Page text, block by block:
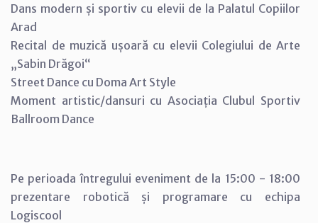
Dans modern și sportiv cu elevii de la Palatul Copiilor
Arad
Recital de muzică ușoară cu elevii Colegiului de Arte
„Sabin Drăgoi“
Street Dance cu Doma Art Style
Moment artistic/dansuri cu Asociația Clubul Sportiv
Ballroom Dance
Pe perioada întregului eveniment de la 15:00 - 18:00
prezentare robotică și programare cu echipa
Logiscool